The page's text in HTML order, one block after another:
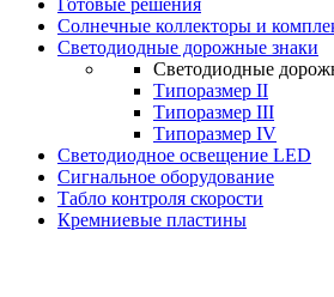
Готовые решения
Солнечные коллекторы и
Светодиодные дорожные знаки
Светодиодные
Типоразмер II
Типоразмер III
Типоразмер IV
Светодиодное освещение LED
Сигнальное оборудование
Табло контроля скорости
Кремниевые пластины